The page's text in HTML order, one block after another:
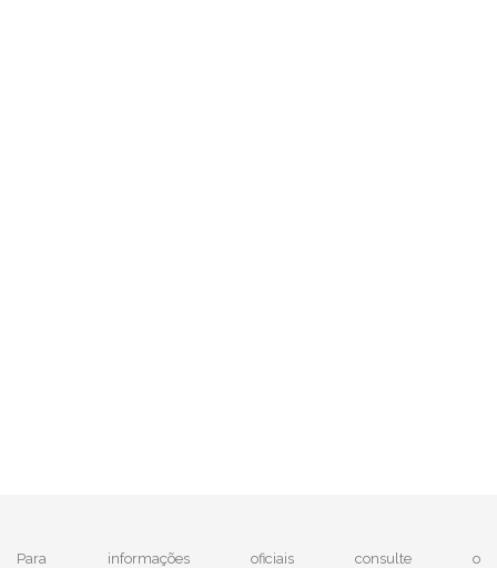
Para informações oficiais consulte o